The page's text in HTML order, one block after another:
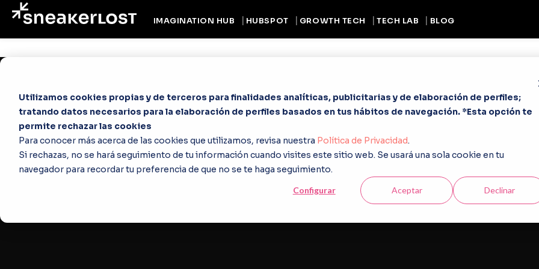
Utilizamos cookies propias y de terceros para finalidades analíticas, publicitarias y de elaboración de perfiles;
tratando datos necesarios para la elaboración de perfiles basados en tus hábitos de navegación. *Esta opción te
permite rechazar las cookies
Para conocer más acerca de las cookies que utilizamos, revisa nuestra Política de Privacidad.
Si rechazas, no se hará seguimiento de tu información cuando visites este sitio web. Se usará una sola cookie en tu
navegador para recordar tu preferencia de que no se te haga seguimiento.
Configurar Aceptar Declinar
IMAGINATION HUB HUBSPOT GROWTH TECH TECH LAB BLOG
IMAGINATION HUB HUBSPOT GROWTH TECH TECH LAB BLOG